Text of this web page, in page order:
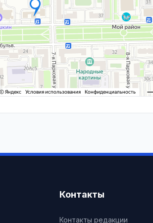
Контакты
Контакты редакции